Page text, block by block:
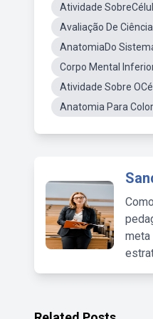
Atividade
Avaliação De
AnatomiaDo
Corpo Mental
Atividade Sobre
Anatomia Para
meta